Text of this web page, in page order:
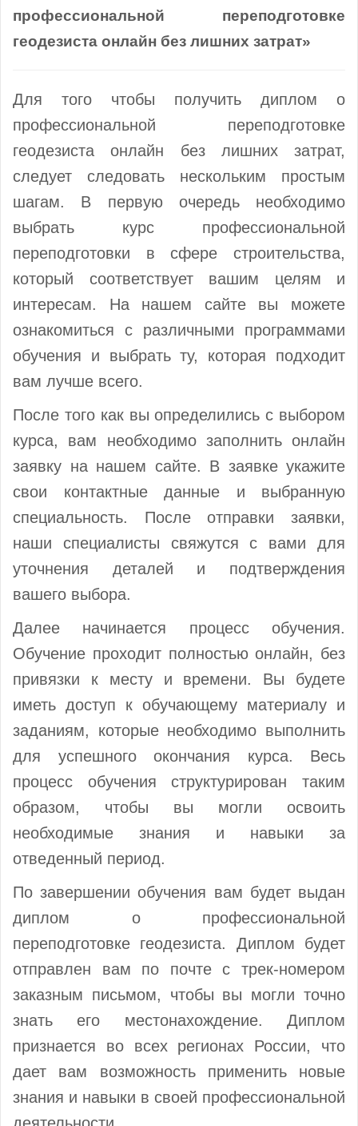
профессиональной переподготовке
геодезиста онлайн без лишних затрат»
Для того чтобы получить диплом о
профессиональной переподготовке
геодезиста онлайн без лишних затрат,
следует следовать нескольким простым
шагам. В первую очередь необходимо
выбрать курс профессиональной
переподготовки в сфере строительства,
который соответствует вашим целям и
интересам. На нашем сайте вы можете
ознакомиться с различными программами
обучения и выбрать ту, которая подходит
вам лучше всего.
После того как вы определились с выбором
курса, вам необходимо заполнить онлайн
заявку на нашем сайте. В заявке укажите
свои контактные данные и выбранную
специальность. После отправки заявки,
наши специалисты свяжутся с вами для
уточнения деталей и подтверждения
вашего выбора.
Далее начинается процесс обучения.
Обучение проходит полностью онлайн, без
привязки к месту и времени. Вы будете
иметь доступ к обучающему материалу и
заданиям, которые необходимо выполнить
для успешного окончания курса. Весь
процесс обучения структурирован таким
образом, чтобы вы могли освоить
необходимые знания и навыки за
отведенный период.
По завершении обучения вам будет выдан
диплом о профессиональной
переподготовке геодезиста. Диплом будет
отправлен вам по почте с трек-номером
заказным письмом, чтобы вы могли точно
знать его местонахождение. Диплом
признается во всех регионах России, что
дает вам возможность применить новые
знания и навыки в своей профессиональной